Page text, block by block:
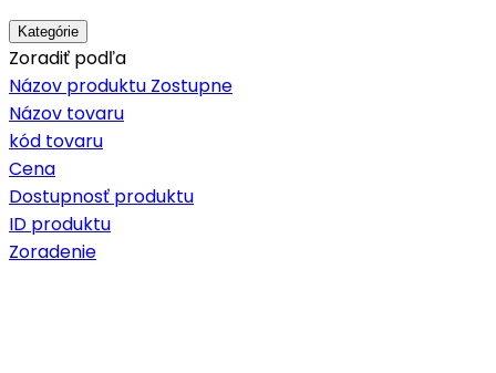
Kategórie
Zoradiť podľa
Názov produktu Zostupne
Názov tovaru
kód tovaru
Cena
Dostupnosť produktu
ID produktu
Zoradenie